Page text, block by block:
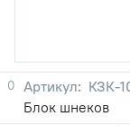
0
КЗК-
Блок шнеков